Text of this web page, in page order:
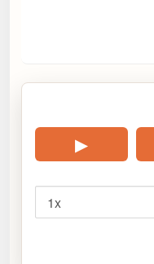
▶